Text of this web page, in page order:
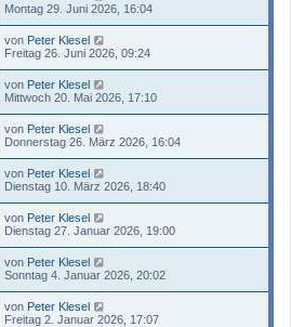
Montag 29. Juni 2026, 16:04
von Peter Klesel
Freitag 26. Juni 2026, 09:24
von Peter Klesel
Mittwoch 20. Mai 2026, 17:10
von Peter Klesel
Donnerstag 26. März 2026, 16:04
von Peter Klesel
Dienstag 10. März 2026, 18:40
von Peter Klesel
Dienstag 27. Januar 2026, 19:00
von Peter Klesel
Sonntag 4. Januar 2026, 20:02
von Peter Klesel
Freitag 2. Januar 2026, 17:07